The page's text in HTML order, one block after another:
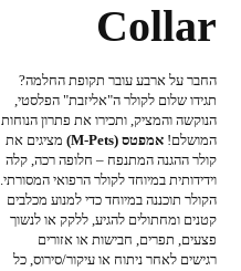
Collar
החבר על ארבע עובר תקופת החלמה?
תגידו שלום לקולר ה"אליזבת" הפלסטי,
הנוקשה והמציק, ותכירו את פתרון הנוחות
המושלם!אמפטס (M-Pets)
מציגים את
קולר ההגנה המתנפח – חלופה רכה, קלה
וידידותית במיוחד לקולר הרפואי המסורתי.
הקולר תוכננה במיוחד כדי למנוע מכלבים
קטנים ומחתולים להגיע, ללקק או לנשוך
פצעים, תפרים, חבישות או אזורים
רגישים לאחר ניתוח או עיקור/סירוס, כל